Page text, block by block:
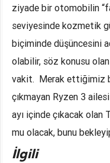
ziyade bir otomobilin
seviyesinde kozmetik
biçiminde düşüncesini
olabilir, söz konusu
vakit. Merak ettiğimiz
çıkmayan Ryzen 3
ayı içinde çıkacak
mu olacak, bunu
İlgili